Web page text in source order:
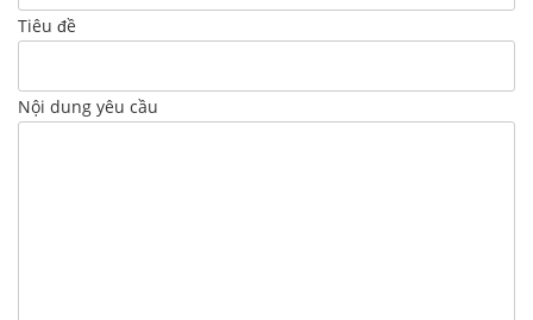
Tiêu đề
Nội dung yêu cầu